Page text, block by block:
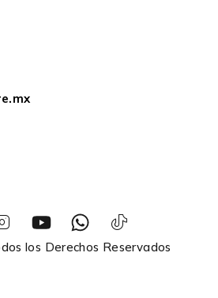
los Derechos Reservados